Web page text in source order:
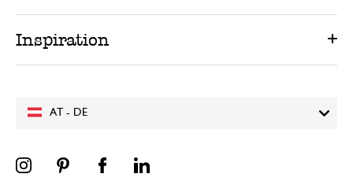
AT - DE
Inspiration